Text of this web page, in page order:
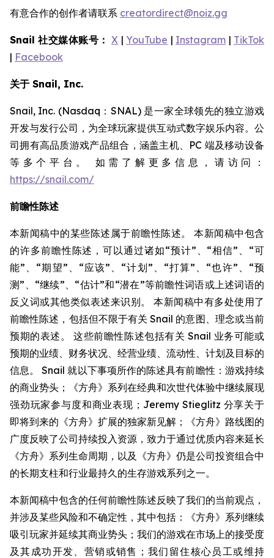
有意合作的创作者请联系 creatordirect@noiz.gg
Snail 社交媒体账号： X | YouTube | Instagram | TikTok
| Facebook
关于 Snail, Inc.
Snail, Inc. (Nasdaq：SNAL) 是一家全球领先的独立游戏
开发与发行公司，为全球玩家提供互动式数字娱乐内容。公
司拥有高品质游戏产品组合，涵盖主机、PC 端及移动设备
等多个平台。 如需了解更多信息，请访问：
https://snail.com/
前瞻性陈述
本新闻稿中的某些陈述属于前瞻性陈述。 本新闻稿中包含
的许多前瞻性陈述，可以通过诸如“预计”、“相信”、“可
能”、“期望”、“应该”、“计划”、“打算”、“也许”、“预
测”、“继续”、“估计”和“潜在”等前瞻性词语或上述词语的
反义词或其他类似表述来识别。 本新闻稿中有多处使用了
前瞻性陈述，包括但不限于有关 Snail 的意图、理念或当前
预期的表述。 这些前瞻性陈述包括有关 Snail 业务可能或
预期的业绩、财务状况、经营业绩、流动性、计划及目标的
信息。 Snail 就以下事项所作的陈述具有前瞻性：游戏持续
的商业势头；《方舟》系列在经典和次世代体验中继续展现
强劲玩家参与度和商业表现；Jeremy Stieglitz 分享关于
即将到来的《方舟》扩展的独家新见解；《方舟》路线图的
广度反映了公司持续投入资源，致力于通过优质内容来延长
《方舟》系列生命周期，以及《方舟》仍是公司投资组合中
的长期支柱和行业最持久的生存游戏系列之一。
本新闻稿中包含的任何前瞻性陈述反映了我们的当前观点，
并涉及某些风险和不确定性，其中包括：《方舟》系列继续
吸引玩家并延续其商业势头；我们的游戏在市场上的接受度
及其成功开发、营销或销售；我们留住核心员工或维持